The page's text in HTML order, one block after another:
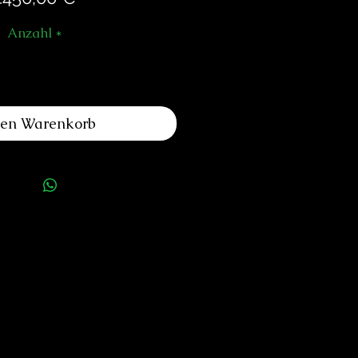
Anzahl *
Warenkorb